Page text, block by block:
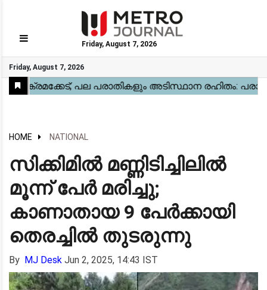
Friday, August 7, 2026
Friday, August 7, 2026
GO
Home
Kerala
National
Gulf
World
Sports
Movies
Health
Automobile
Travel
Education
Novel
Business
Technology
Webstory
HOME NATIONAL
സിക്കിമിൽ മണ്ണിടിച്ചിലിൽ
മൂന്ന് പേർ മരിച്ചു;
കാണാതായ 9 പേർക്കായി
തെരച്ചിൽ തുടരുന്നു
By MJ Desk Jun 2, 2025, 14:43 IST